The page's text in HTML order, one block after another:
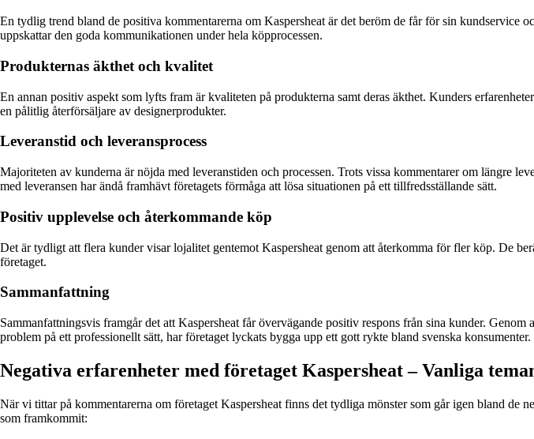
En tydlig trend bland de positiva kommentarerna om Kaspersheat är det beröm de får för sin
uppskattar den goda kommunikationen under hela köpprocessen.
Produkternas äkthet och kvalitet
En annan positiv aspekt som lyfts fram är kvaliteten på produkterna samt deras äkthet. Kunders
en pålitlig återförsäljare av designerprodukter.
Leveranstid och leveransprocess
Majoriteten av kunderna är nöjda med leveranstiden och processen. Trots vissa kommentarer om längre
med leveransen har ändå framhävt företagets förmåga att lösa situationen på ett tillfredsställande sätt.
Positiv upplevelse och återkommande köp
Det är tydligt att flera kunder visar lojalitet gentemot Kaspersheat genom att återkomma för fler köp. De
företaget.
Sammanfattning
Sammanfattningsvis framgår det att Kaspersheat får övervägande positiv respons från sina kunder.
problem på ett professionellt sätt, har företaget lyckats bygga upp ett gott rykte bland svenska konsumenter.
Negativa erfarenheter med företaget Kaspersheat – Vanliga
När vi tittar på kommentarerna om företaget Kaspersheat finns det tydliga mönster som går igen bland de
som framkommit: